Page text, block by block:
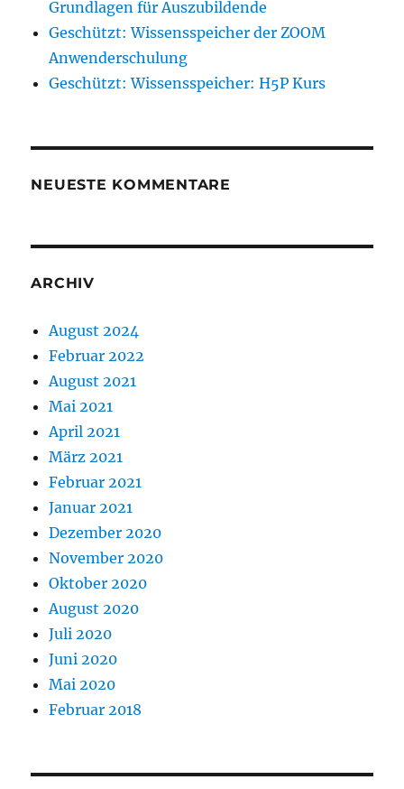
Grundlagen für Auszubildende
Geschützt: Wissensspeicher der ZOOM
Anwenderschulung
Geschützt: Wissensspeicher: H5P Kurs
NEUESTE KOMMENTARE
ARCHIV
August 2024
Februar 2022
August 2021
Mai 2021
April 2021
März 2021
Februar 2021
Januar 2021
Dezember 2020
November 2020
Oktober 2020
August 2020
Juli 2020
Juni 2020
Mai 2020
Februar 2018